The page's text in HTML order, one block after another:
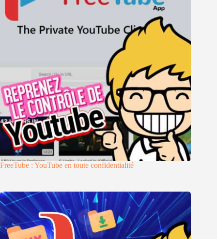
FreeTube : YouTube en toute confidentialité